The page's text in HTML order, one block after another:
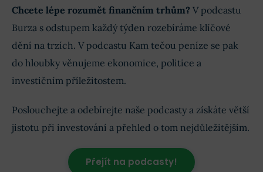
Chcete lépe rozumět finančním trhům? V podcastu
Burza s odstupem každý týden rozebíráme klíčové
dění na trzích. V podcastu Kam tečou peníze se pak
do hloubky věnujeme ekonomice, politice a
investičním příležitostem.
Poslouchejte a odebírejte naše podcasty a získáte větší
jistotu při investování a přehled o tom nejdůležitějším.
Přejít na podcasty!